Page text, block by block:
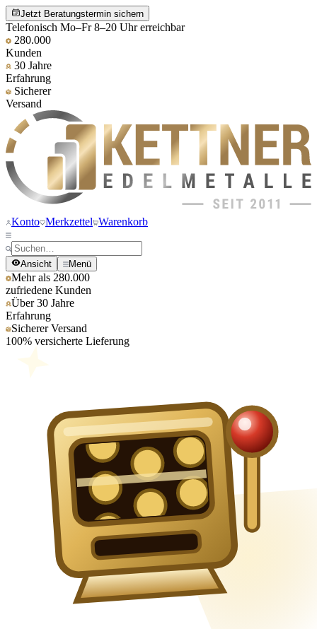
Jetzt Beratungstermin sichern
Telefonisch Mo–Fr 8–20 Uhr erreichbar
280.000
Kunden
30 Jahre
Erfahrung
Sicherer
Versand
Konto Merkzettel Warenkorb
Ansicht Menü
Mehr als 280.000
zufriedene Kunden
Über 30 Jahre
Erfahrung
Sicherer Versand
100% versicherte Lieferung